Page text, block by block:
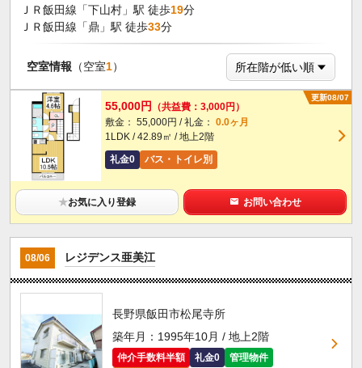
ＪＲ飯田線「下山村」駅 徒歩19分
ＪＲ飯田線「鼎」駅 徒歩33分
空室情報 （空室1）
更新08/07
55,000円
（共益費：3,000円）
敷金： 55,000円 / 礼金： 0.0ヶ月
1LDK / 42.89㎡ / 地上2階
礼金0
バス・トイレ別
★お気に入り登録 お問い合わせ
08/06 レジデンス亜美江
長野県飯田市松尾寺所
築年月：1995年10月 / 地上2階
仲介手数料半額 礼金0
管理物件